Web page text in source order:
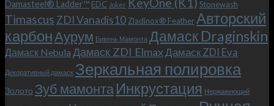
Max),
или
как
мы
прикоснулись
к
фильма.
Damasteel® Ladder™ EDC Joker Stonewash
Timascus ZDI Vanadis10 Zladinox® FeatherАвторский
карбонАурум Бивень Мамонта Дамаск Draginskin
Дамаск Nebula Дамаск ZDI ElmaxДамаск ZDI Eva
Декоративный дамаск Зеркальная полировка
Золото Зуб мамонтаИнкрустация Нержавеющий